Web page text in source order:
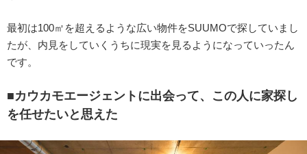
最初は100㎡を超えるような広い物件をSUUMOで探していまし
たが、内見をしていくうちに現実を見るようになっていったん
です。
■カウカモエージェントに出会って、この人に家探し
を任せたいと思えた